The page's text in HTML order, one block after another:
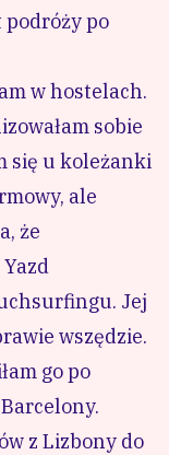
podróży po
w hostelach.
sobie
się u koleżanki
ale
że
Yazd
. Jej
wszędzie.
go po
z Lizbony do